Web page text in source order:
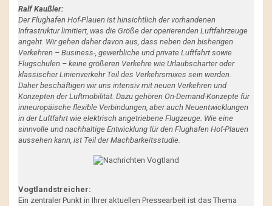
Ralf Kaußler:
Der Flughafen Hof-Plauen ist hinsichtlich der vorhandenen
Infrastruktur limitiert, was die Größe der operierenden Luftfahrzeuge
angeht. Wir gehen daher davon aus, dass neben den bisherigen
Verkehren – Business-, gewerbliche und private Luftfahrt sowie
Flugschulen – keine größeren Verkehre wie Urlaubscharter oder
klassischer Linienverkehr Teil des Verkehrsmixes sein werden.
Daher beschäftigen wir uns intensiv mit neuen Verkehren und
Konzepten der Luftmobilität. Dazu gehören On-Demand-Konzepte für
inneuropäische flexible Verbindungen, aber auch Neuentwicklungen
in der Luftfahrt wie elektrisch angetriebene Flugzeuge. Wie eine
sinnvolle und nachhaltige Entwicklung für den Flughafen Hof-Plauen
aussehen kann, ist Teil der Machbarkeitsstudie.
Vogtlandstreicher:
Ein zentraler Punkt in Ihrer aktuellen Pressearbeit ist das Thema